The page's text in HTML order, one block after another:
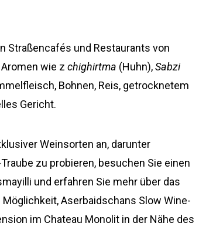
Straßencafés und Restaurants von
Aromen wie zchighirtma (Huhn),Sabzi
Bohnen, Reis, getrocknetem
Gericht.
Weinsorten an, darunter
zu probieren, besuchen Sie einen
und erfahren Sie mehr über das
Aserbaidschans Slow Wine-
im Chateau Monolit in der Nähe des